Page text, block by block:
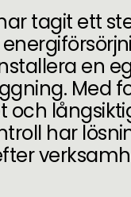
tagit ett
en
Med
och
har